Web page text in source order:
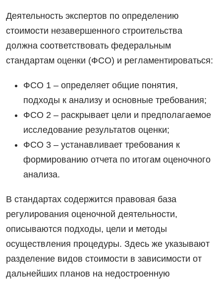
Деятельность экспертов по определению
стоимости незавершенного строительства
должна соответствовать федеральным
стандартам оценки (ФСО) и регламентироваться:
ФСО 1 – определяет общие понятия,
подходы к анализу и основные требования;
ФСО 2 – раскрывает цели и предполагаемое
исследование результатов оценки;
ФСО 3 – устанавливает требования к
формированию отчета по итогам оценочного
анализа.
В стандартах содержится правовая база
регулирования оценочной деятельности,
описываются подходы, цели и методы
осуществления процедуры. Здесь же указывают
разделение видов стоимости в зависимости от
дальнейших планов на недостроенную